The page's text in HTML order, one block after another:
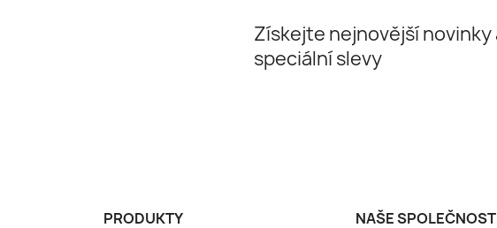
Získejte nejnovější novinky
speciální slevy
PRODUKTY NAŠE SPOLEČNOST